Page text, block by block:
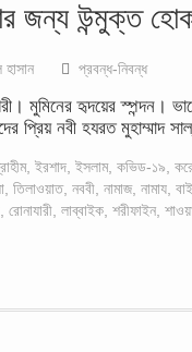
জন্য উন্মুক্ত
হাসান প্রবন্ধ-নিবন্ধ
মুমিনের হৃদয়ের স্পন্দন।
প্রিয় নবী হযরত মুহাম্মাদ
, ইরশাদ ইসলাম, কভিড-১৯
তিলাওয়াত, নববী নামাজ, নামায
রোনাযারী লাব্বাইক শরীফাইন